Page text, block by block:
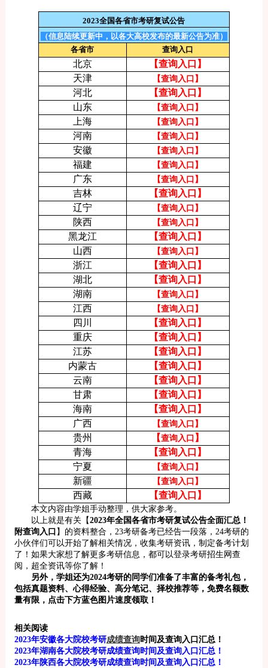
2023全国各省市考研复试公告
（信息陆续更新中，以各大高校发布的最新公告为准）
各省市
查询入口
北京
【查询入口】
天津
【查询入口】
河北
【查询入口】
山东
【查询入口】
上海 【查询入口】
河南 【查询入口】
安徽 【查询入口】
福建 【查询入口】
广东 【查询入口】
吉林
【查询入口】
辽宁
【查询入口】
陕西 【查询入口】
黑龙江
【查询入口】
山西
【查询入口】
浙江
【查询入口】
湖北
【查询入口】
湖南
【查询入口】
江西 【查询入口】
四川
【查询入口】
重庆
【查询入口】
江苏
【查询入口】
内蒙古
【查询入口】
云南
【查询入口】
甘肃
【查询入口】
海南
【查询入口】
广西
【查询入口】
贵州 【查询入口 】
青海
【查询入口】
宁夏
【查询入口】
新疆 【查询入口】
西藏 【查询入口】
本文内容由学姐手动整理，供大家参考。
以上就是有关【2023年全国各省市考研复试公告全面汇总！
附查询入口 】的资料整合，23考研备考已经告一段落，24考研的
小伙伴们可以开始了解相关情况，收集考研资讯，制定备考计划
了！如果大家想了解更多考研信息，都可以登录考研招生网查
阅，超全资讯等你了解！
另外，学姐还为2024考研的同学们准备了丰富的备考礼包，
包括真题资料、心得经验、高分笔记、择校推荐等，免费名额数
量有限，点击下方蓝色图片速度领取！
相关阅读
2023年安徽各大院校考研成绩查询时间及查询入口汇总！
2023年湖南各大院校考研成绩查询时间及查询入口汇总！
2023年陕西各大院校考研成绩查询时间及查询入口汇总！